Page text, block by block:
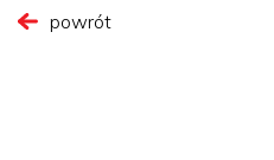
powrót